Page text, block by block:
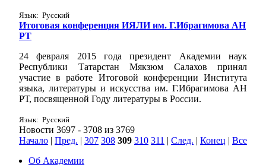
Язык: Русский
Итоговая конференция ИЯЛИ им. Г.Ибрагимова АН
РТ
24 февраля 2015 года президент Академии наук
Республики Татарстан Мякзюм Салахов принял
участие в работе Итоговой конференции Института
языка, литературы и искусства им. Г.Ибрагимова АН
РТ, посвященной Году литературы в России.
Язык: Русский
Новости 3697 - 3708 из 3769
Начало | Пред. | 307 308 309 310 311 | След. | Конец | Все
Об Академии